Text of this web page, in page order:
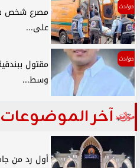
حوادث
مصرع شخص
على...
حوادث
مقتول
وسط...
آخر الموضوعات
أول رد من